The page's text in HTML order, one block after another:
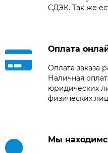
СДЭК. Так же
Оплата
Оплата заказа
Наличная
юридических
физических
Мы